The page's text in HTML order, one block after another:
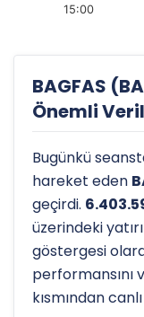
15:00
BAGFAS
Önemli
Bugünkü
hareket eden
geçirdi.
üzerindeki
göstergesi
performansını
kısmından